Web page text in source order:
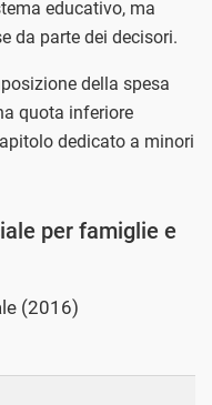
educativo, ma
da parte dei decisori.
della spesa
quota inferiore
dedicato a minori
per famiglie e
(2016)